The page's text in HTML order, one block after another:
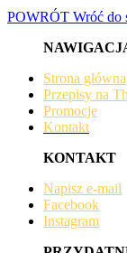
POWRÓT Wróć do
Strona główna
Przepisy na
Promocje
Kontakt
KONTAKT
Napisz e-mail
Facebook
Instagram